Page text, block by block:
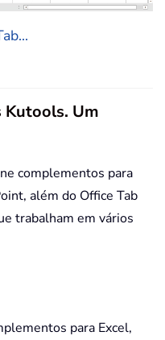
Kutools. Um
complementos para
além do Office Tab
trabalham em vários
para Excel,